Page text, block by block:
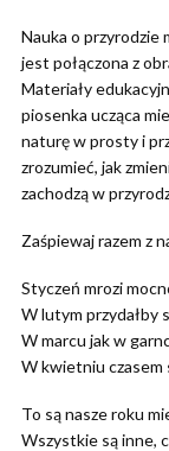
Nauka o przyrodzie
jest połączona z
Materiały
piosenka ucząca
naturę w prosty i
zrozumieć, jak
zachodzą w
Zaśpiewaj razem z
Styczeń mrozi
W lutym przydałby
W marcu jak w
W kwietniu czasem
To są nasze roku
Wszystkie są inne,